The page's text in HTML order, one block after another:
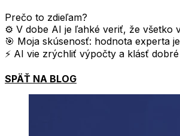
Prečo to zdieľam?
⚙️ V dobe AI je ľahké veriť, že všetko
🎯 Moja skúsenosť: hodnota experta
⚡ AI vie zrýchliť výpočty a klásť
SPÄŤ NA BLOG